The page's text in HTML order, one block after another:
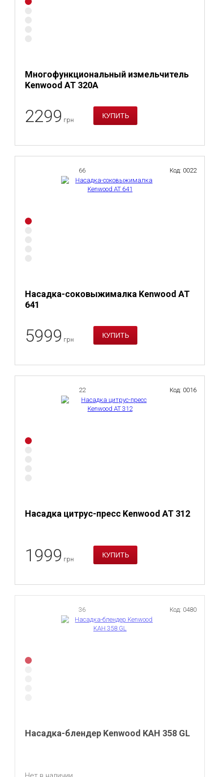
Многофункциональный измельчитель
Kenwood AT 320A
2299 грн
66
Насадка-соковыжималка Kenwood AT
641
Код: 0022
5999 грн
22
Насадка цитрус-пресс Kenwood AT 312
Код: 0016
1999 грн
36
Насадка-блендер Kenwood KAH 358 GL
Код: 0480